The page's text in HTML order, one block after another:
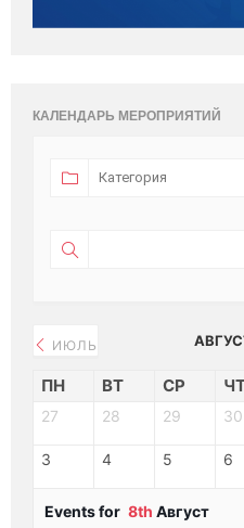
КАЛЕНДАРЬ МЕРОПРИЯТИЙ
ИЮЛЬ
ПН ВТ СР
27 28 29 30
3 4 5 6
Events for 8th Август